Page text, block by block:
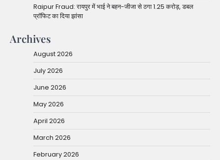
Raipur Fraud: रायपुर में भाई ने बहन-जीजा से ठगा 1.25 करोड़, डबल
प्रॉफिट का दिया झांसा
Archives
August 2026
July 2026
June 2026
May 2026
April 2026
March 2026
February 2026